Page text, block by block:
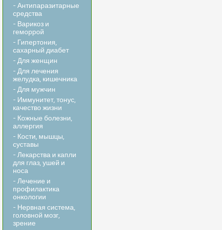
- Антипаразитарные
средства
- Варикоз и
геморрой
- Гипертония,
сахарный диабет
- Для женщин
- Для лечения
желудка, кишечника
- Для мужчин
- Иммунитет, тонус,
качество жизни
- Кожные болезни,
аллергия
- Кости, мышцы,
суставы
- Лекарства и капли
для глаз, ушей и
носа
- Лечение и
профилактика
онкологии
- Нервная система,
головной мозг,
зрение